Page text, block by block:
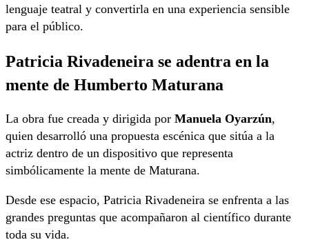
lenguaje teatral y convertirla en una experiencia sensible
para el público.
Patricia Rivadeneira se adentra en la
mente de Humberto Maturana
La obra fue creada y dirigida por Manuela Oyarzún,
quien desarrolló una propuesta escénica que sitúa a la
actriz dentro de un dispositivo que representa
simbólicamente la mente de Maturana.
Desde ese espacio, Patricia Rivadeneira se enfrenta a las
grandes preguntas que acompañaron al científico durante
toda su vida.